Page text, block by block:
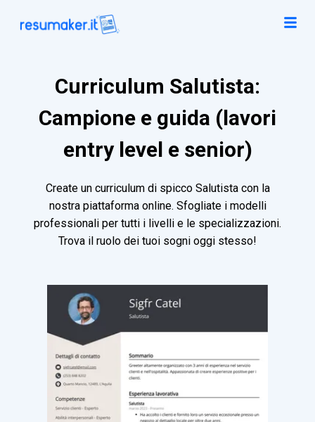
Curriculum Salutista:
Campione e guida (lavori
entry level e senior)
Create un curriculum di spicco Salutista con la
nostra piattaforma online. Sfogliate i modelli
professionali per tutti i livelli e le specializzazioni.
Trova il ruolo dei tuoi sogni oggi stesso!